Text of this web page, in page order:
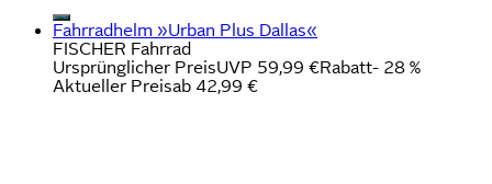
Fahrradhelm »Urban Plus Dallas«
FISCHER Fahrrad
Ursprünglicher PreisUVP 59,99 €Rabatt- 28 %
Aktueller Preisab 42,99 €